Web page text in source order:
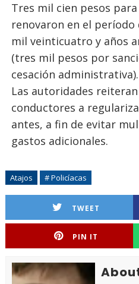
Tres mil cien pesos
renovaron en el
mil veinticuatro y años
(tres mil pesos por
cesación administrativa).
Las autoridades
conductores a
antes, a fin de evitar
gastos adicionales.
Atajos # Policíacas
TWEET
PIN IT